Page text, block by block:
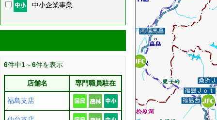
中小企業事業
6件中1～6件を表示
店舗名 専門職員駐在
福島支店